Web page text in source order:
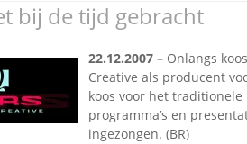
Dallas
De
Ferry
bij de tijd gebracht
22.12.2007 – Onlangs
Creative als producent
koos voor het traditionele
programma’s en
ingezongen. (BR)